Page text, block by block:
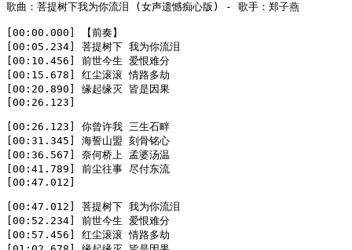
歌曲：菩提树下我为你流泪 (女声遗憾痴心版) - 歌手：郑子燕
[00:00.000] 【前奏】
[00:05.234] 菩提树下 我为你流泪
[00:10.456] 前世今生 爱恨难分
[00:15.678] 红尘滚滚 情路多劫
[00:20.890] 缘起缘灭 皆是因果
[00:26.123]
[00:26.123] 你曾许我 三生石畔
[00:31.345] 海誓山盟 刻骨铭心
[00:36.567] 奈何桥上 孟婆汤温
[00:41.789] 前尘往事 尽付东流
[00:47.012]
[00:47.012] 菩提树下 我为你流泪
[00:52.234] 前世今生 爱恨难分
[00:57.456] 红尘滚滚 情路多劫